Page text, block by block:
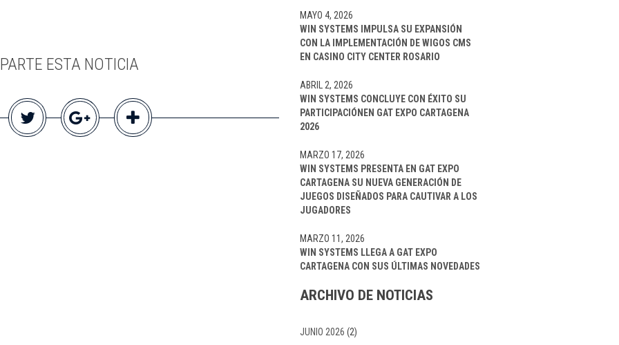
ESTA NOTICIA
WIN SYSTEMS IMPULSA SU EXPANSIÓN
CON LA IMPLEMENTACIÓN DE WIGOS CMS
EN CASINO CITY CENTER ROSARIO
MAYO 4, 2026
WIN SYSTEMS CONCLUYE CON ÉXITO SU
PARTICIPACIÓNEN GAT EXPO CARTAGENA
2026
ABRIL 2, 2026
WIN SYSTEMS PRESENTA EN GAT EXPO
CARTAGENA SU NUEVA GENERACIÓN DE
JUEGOS DISEÑADOS PARA CAUTIVAR A LOS
JUGADORES
MARZO 17, 2026
WIN SYSTEMS LLEGA A GAT EXPO
CARTAGENA CON SUS ÚLTIMAS NOVEDADES
MARZO 11, 2026
ARCHIVO DE NOTICIAS
JUNIO 2026 (2)